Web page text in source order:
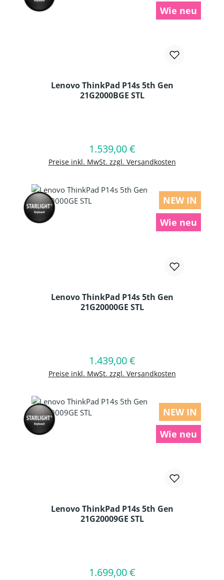
Wie neu
Lenovo ThinkPad P14s 5th Gen
21G2000BGE STL
Regulärer Preis:
1.539,00 €
Preise inkl. MwSt. zzgl. Versandkosten
In den Warenkorb
NEW IN
Wie neu
Lenovo ThinkPad P14s 5th Gen
21G20000GE STL
Regulärer Preis:
1.439,00 €
Preise inkl. MwSt. zzgl. Versandkosten
In den Warenkorb
NEW IN
Wie neu
Lenovo ThinkPad P14s 5th Gen
21G20009GE STL
Regulärer Preis:
1.699,00 €
In den Warenkorb